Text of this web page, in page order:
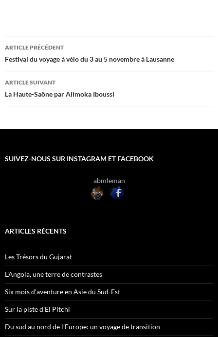
Navigation
des
articles
ARTICLE PRÉCÉDENT
Festival du voyage à vélo du 3 au 5 novembre à Lausanne
ARTICLE SUIVANT
La Haute-Saône par Alimoka Iboussi
SUIVEZ-NOUS SUR INSTAGRAM ET FACEBOOK
abmleman
ARTICLES RÉCENTS
Les Trésors du Gujarat
L’Angola, une terre de contrastes
Six mois d’aventure en Asie du Sud-Est
Sur la piste d’El Pitchi
Du sud au nord de l’Europe: un voyage de transition